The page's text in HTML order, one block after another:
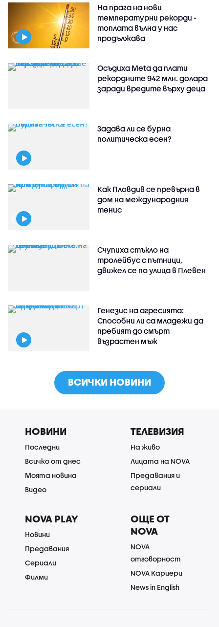
На прага на нови
температурни рекорди -
топлата вълна у нас
продължава
Осъдиха Meta да плати
рекордните 942 млн. долара
заради вредите върху деца
Задава ли се бурна
политическа есен?
Как Пловдив се превърна в
дом на международния
тенис
Счупиха стъкло на
тролейбус с пътници,
движел се по улица в Плевен
Генезис на агресията:
Способни ли са младежи да
пребият до смърт
възрастен мъж
ВСИЧКИ НОВИНИ
НОВИНИ
Последни
Всичко от днес
Моята новина
Видео
ТЕЛЕВИЗИЯ
На живо
Лицата на NOVA
Предавания и
сериали
NOVA PLAY
Новини
Предавания
Сериали
Филми
ОЩЕ ОТ
NOVA
NOVA
отговорност
NOVA Кариери
News in English